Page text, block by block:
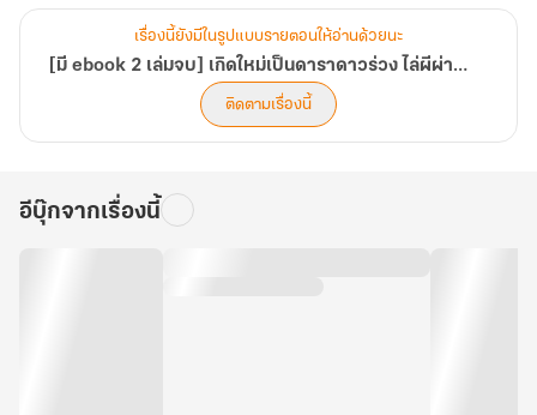
ตาร์
(2
เล่ม
จบ)
และ ‘แต้มบุญ’ เคลื่อนที่ต่างหาก!
ด้วยใบหน้าตายด้านและฝีมือการปราบวิญญาณอันเด็ดขาด เซินลี่พลิก
วงการบันเทิงจนสั่นสะเทือน แถมยังไปเตะตา ‘กู้เหยียนโจว’ ซุปตาร์
อันดับหนึ่งผู้หล่อเหลาและเย็นชา ทว่าในสายตาของเซินลี่ เขาคือ ‘พาว
จากดาราตกอับ สู่การเป็น ‘คุณหนูทายาทเศรษฐีหมื่นล้าน’ ที่หายตัวไป
งานนี้ใครกล้าใช้เส้นสายแย่งงาน? ฟาด!
เรื่องนี้ยังมีในรูปแบบรายตอนให้อ่านด้วยนะ
[มี ebook 2 เล่มจบ] เกิดใหม่เป็นดาราดาวร่วง ไล่ผีผ่านสตรีมจนได้สามีเป็นซุปตาร์ (2 เล่มจบ)
ติดตามเรื่องนี้
อีบุ๊กจากเรื่องนี้